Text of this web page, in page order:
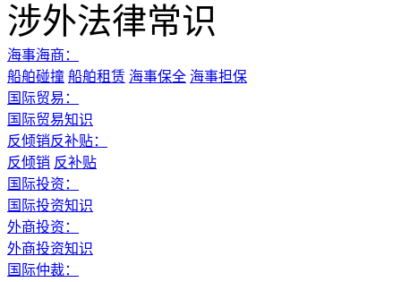
涉外法律常识
海事海商：
船舶碰撞 船舶租赁 海事保全 海事担保
国际贸易：
国际贸易知识
反倾销反补贴：
反倾销 反补贴
国际投资：
国际投资知识
外商投资：
外商投资知识
国际仲裁：